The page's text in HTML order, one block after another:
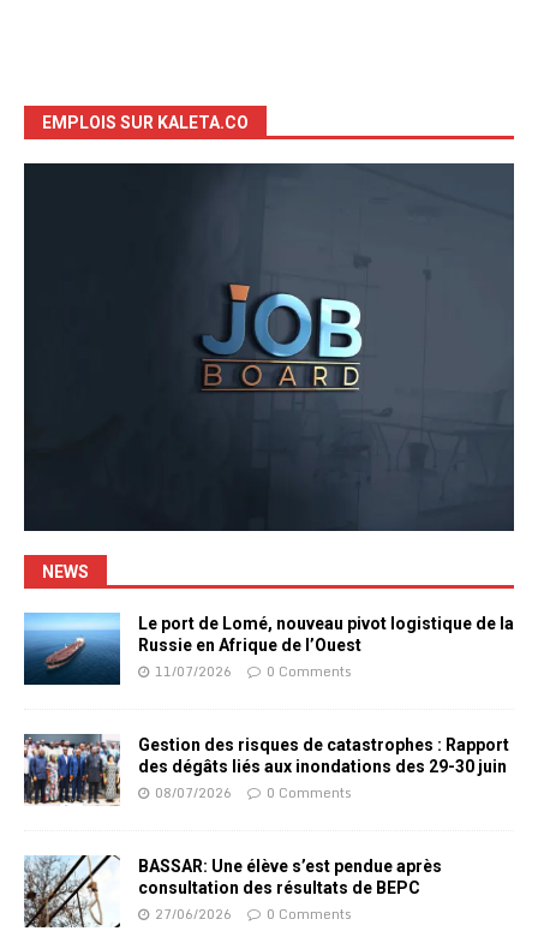
EMPLOIS SUR KALETA.CO
NEWS
Le port de Lomé, nouveau pivot logistique de la
Russie en Afrique de l’Ouest
11/07/2026 0 Comments
Gestion des risques de catastrophes : Rapport
des dégâts liés aux inondations des 29-30 juin
08/07/2026 0 Comments
BASSAR: Une élève s’est pendue après
consultation des résultats de BEPC
27/06/2026 0 Comments